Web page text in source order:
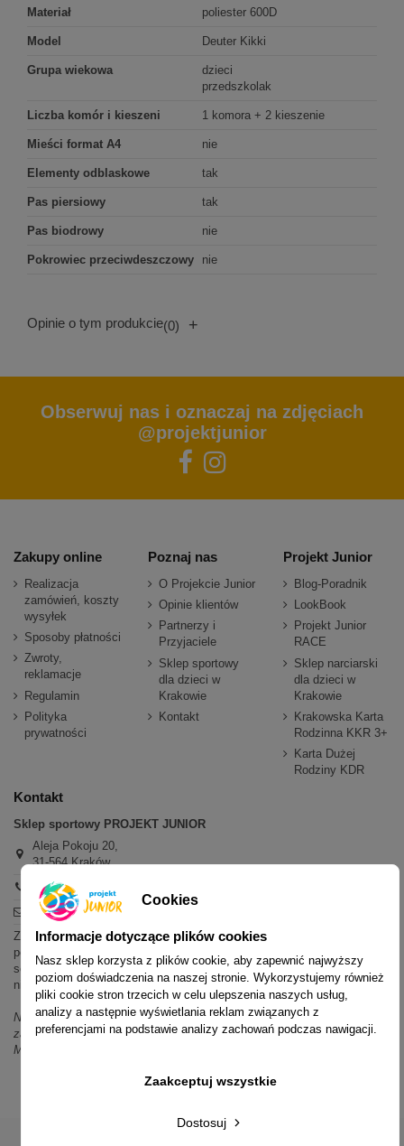
Materiał poliester 600D
Model Deuter Kikki
Grupa wiekowa
dzieci
przedszkolak
Liczba komór i kieszeni 1 komora + 2 kieszenie
Mieści format A4 nie
Elementy odblaskowe tak
Pas piersiowy tak
Pas biodrowy nie
Pokrowiec przeciwdeszczowy nie
Opinie o tym produkcie(0) +
Obserwuj nas i oznaczaj na zdjęciach
@projektjunior
Zakupy online
Realizacja
zamówień, koszty
wysyłek
Sposoby płatności
Zwroty,
reklamacje
Regulamin
Polityka
prywatności
Poznaj nas
O Projekcie Junior
Opinie klientów
Partnerzy i
Przyjaciele
Sklep sportowy
dla dzieci w
Krakowie
Kontakt
Projekt Junior
Blog-Poradnik
LookBook
Projekt Junior
RACE
Sklep narciarski
dla dzieci w
Krakowie
Krakowska Karta
Rodzinna KKR 3+
Karta Dużej
Rodziny KDR
Kontakt
Sklep sportowy PROJEKT JUNIOR
Aleja Pokoju 20,
31-564 Kraków
+48 600 779 897
sklep@projektjunior.pl
Zapraszamy do sklepu stacjonarnego:
poniedziałek - piątek: 11.00-19.00
sobota: 10.00-14.00
niedziela (każda): nieczynne
Nie odpowiadamy na wiadomości SMS. W sprawach dotyczących
zamówień i oferty prosimy o kontakt mailowy, telefoniczny lub przez
Messenger.
Cookies
Informacje dotyczące plików cookies
Nasz sklep korzysta z plików cookie, aby zapewnić najwyższy
poziom doświadczenia na naszej stronie. Wykorzystujemy również
pliki cookie stron trzecich w celu ulepszenia naszych usług,
analizy a następnie wyświetlania reklam związanych z
preferencjami na podstawie analizy zachowań podczas nawigacji.
Dostosuj
Zaakceptuj wszystkie